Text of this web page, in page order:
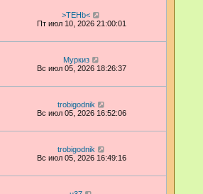
>TEHb<
Пт июл 10, 2026 21:00:01
Муркиз
Вс июл 05, 2026 18:26:37
trobigodnik
Вс июл 05, 2026 16:52:06
trobigodnik
Вс июл 05, 2026 16:49:16